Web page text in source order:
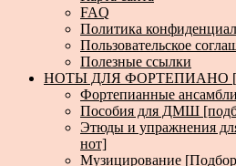
FAQ
Политика
Пользовательское
Полезные ссылки
НОТЫ ДЛЯ ФОРТЕПИАНО
Фортепианные
Пособия для ДМШ
Этюды и упражнения
нот]
Музицирование